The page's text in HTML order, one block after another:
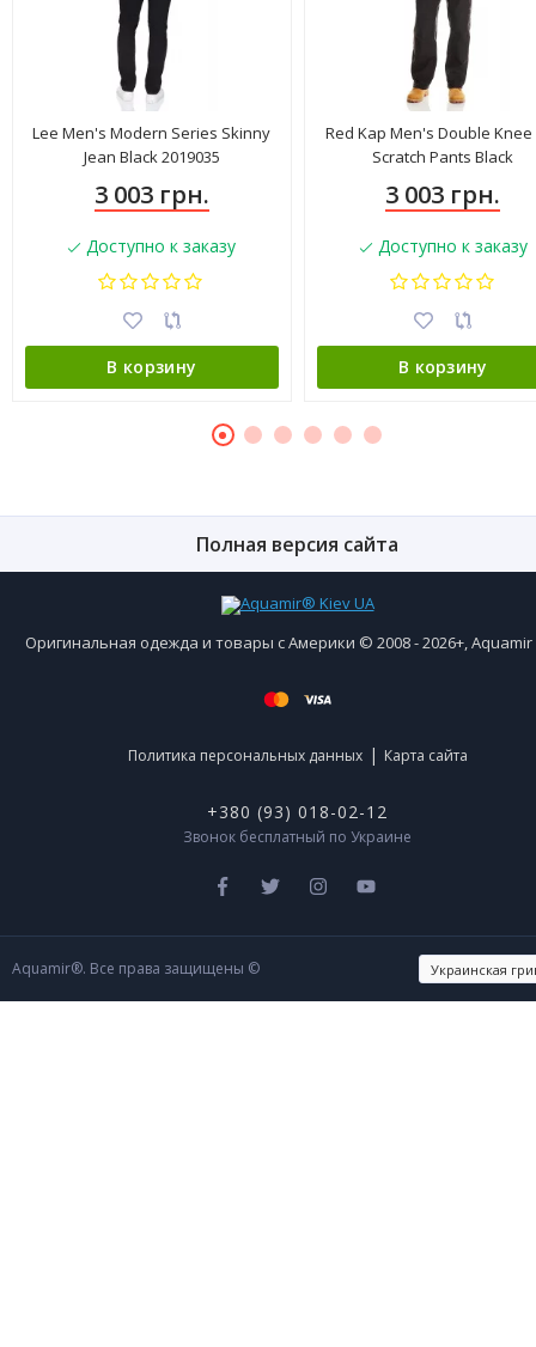
Lee Men's Modern Series Skinny
Jean Black 2019035
3 003 грн.
Доступно к заказу
В корзину
Red Kap Men's Double Knee
Scratch Pants Black
3 003 грн.
Доступно к заказу
В корзину
Полная версия сайта
Оригинальная одежда и товары с Америки © 2008 - 2026+,
Политика персональных данных | Карта сайта
+380 (93) 018-02-12
Звонок бесплатный по Украине
Aquamir®. Все права защищены ©